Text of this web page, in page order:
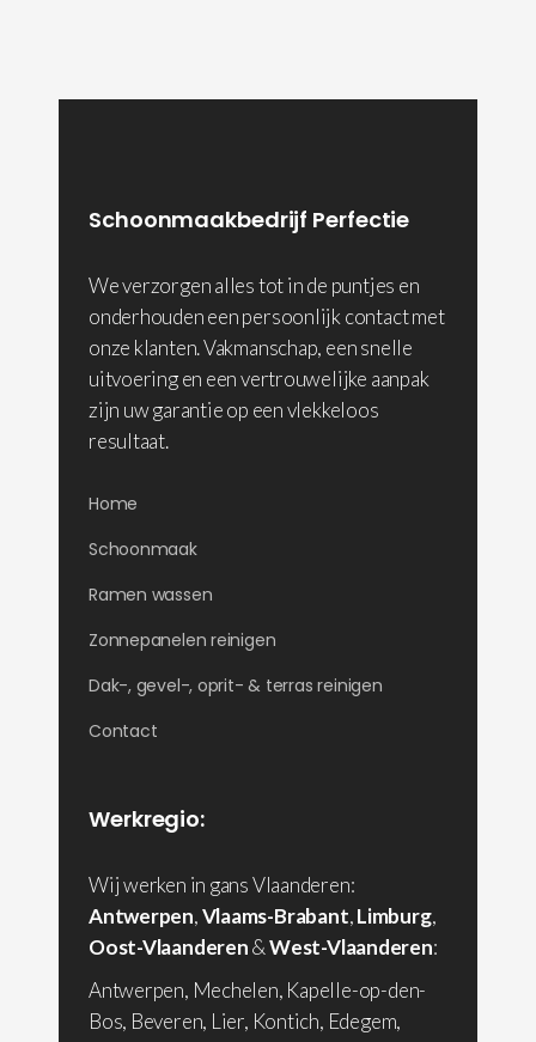
Schoonmaakbedrijf Perfectie
We verzorgen alles tot in de puntjes en
onderhouden een persoonlijk contact met
onze klanten. Vakmanschap, een snelle
uitvoering en een vertrouwelijke aanpak
zijn uw garantie op een vlekkeloos
resultaat.
Home
Schoonmaak
Ramen wassen
Zonnepanelen reinigen
Dak-, gevel-, oprit- & terras reinigen
Contact
Werkregio:
Wij werken in gans Vlaanderen:
Antwerpen,Vlaams-Brabant,Limburg,
Oost-Vlaanderen&West-Vlaanderen:
Antwerpen, Mechelen, Kapelle-op-den-
Bos, Beveren, Lier, Kontich, Edegem,